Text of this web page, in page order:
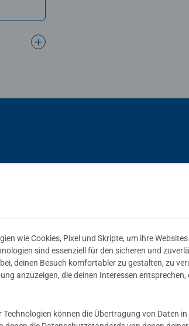
wie Cookies, Pixel und Skripte, um ihre
sind essenziell für den sicheren und
deinen Besuch komfortabler zu gestalten, zu
anzuzeigen, die deinen Interessen entsprechen,
können die Übertragung von Daten